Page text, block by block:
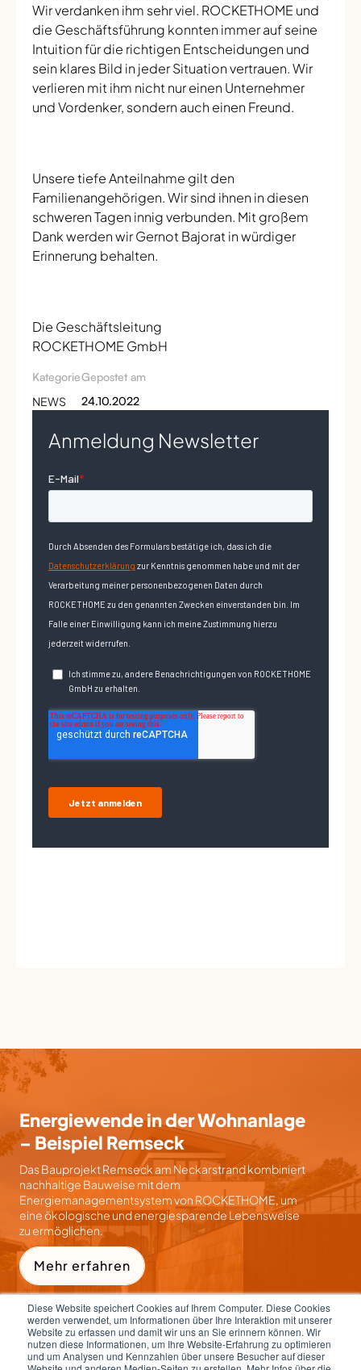
Diese Website speichert Cookies auf Ihrem Computer. Diese Cookies
werden verwendet, um Informationen über Ihre Interaktion mit unserer
Website zu erfassen und damit wir uns an Sie erinnern können. Wir
nutzen diese Informationen, um Ihre Website-Erfahrung zu optimieren
und um Analysen und Kennzahlen über unsere Besucher auf dieser
Wir verdanken ihm sehr viel. ROCKETHOME und
die Geschäftsführung konnten immer auf seine
Intuition für die richtigen Entscheidungen und
sein klares Bild in jeder Situation vertrauen. Wir
verlieren mit ihm nicht nur einen Unternehmer
und Vordenker, sondern auch einen Freund.
Unsere tiefe Anteilnahme gilt den
Familienangehörigen. Wir sind ihnen in diesen
schweren Tagen innig verbunden. Mit großem
Dank werden wir Gernot Bajorat in würdiger
Erinnerung behalten.
Die Geschäftsleitung
ROCKETHOME GmbH
Kategorie
NEWS
Gepostet am
24.10.2022
Anmeldung Newsletter
Energiewende in der Wohnanlage
– Beispiel Remseck
Das Bauprojekt Remseck am Neckarstrand kombiniert
nachhaltige Bauweise mit dem
Energiemanagementsystem von ROCKETHOME, um
eine ökologische und energiesparende Lebensweise
zu ermöglichen.
Mehr erfahren